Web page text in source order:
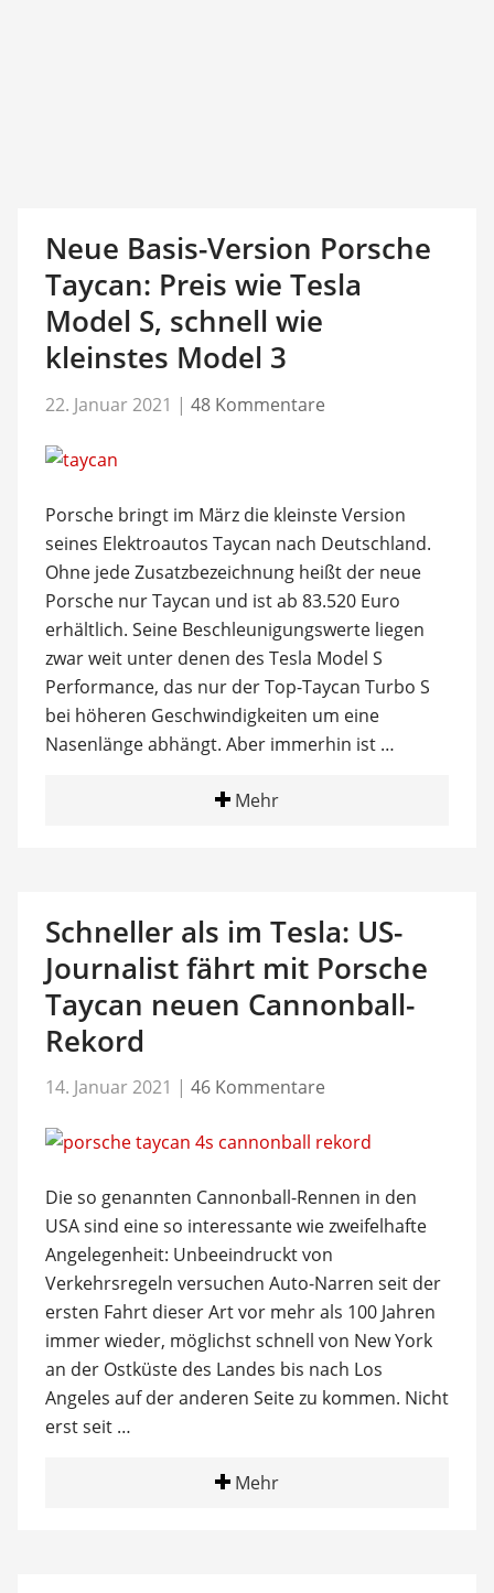
Neue Basis-Version Porsche
Taycan: Preis wie Tesla
Model S, schnell wie
kleinstes Model 3
22. Januar 2021 | 48 Kommentare
Porsche bringt im März die kleinste Version
seines Elektroautos Taycan nach Deutschland.
Ohne jede Zusatzbezeichnung heißt der neue
Porsche nur Taycan und ist ab 83.520 Euro
erhältlich. Seine Beschleunigungswerte liegen
zwar weit unter denen des Tesla Model S
Performance, das nur der Top-Taycan Turbo S
bei höheren Geschwindigkeiten um eine
Nasenlänge abhängt. Aber immerhin ist …
Mehr
Schneller als im Tesla: US-
Journalist fährt mit Porsche
Taycan neuen Cannonball-
Rekord
14. Januar 2021 | 46 Kommentare
Die so genannten Cannonball-Rennen in den
USA sind eine so interessante wie zweifelhafte
Angelegenheit: Unbeeindruckt von
Verkehrsregeln versuchen Auto-Narren seit der
ersten Fahrt dieser Art vor mehr als 100 Jahren
immer wieder, möglichst schnell von New York
an der Ostküste des Landes bis nach Los
Angeles auf der anderen Seite zu kommen. Nicht
erst seit …
Mehr